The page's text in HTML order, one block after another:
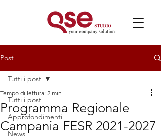
Post
Tutti i post
Approfondimenti
News
Tutti i post
Programma Regionale
Campania FESR 2021-2027
Tempo di lettura: 2 min